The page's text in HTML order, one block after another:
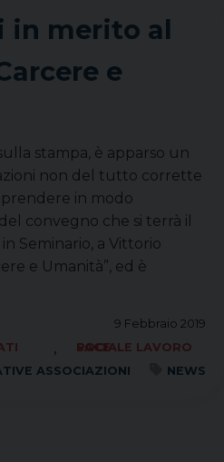
in merito al
e
stampa, è apparso un
non del tutto corrette
in modo
convegno che si terrà il
Seminario, a Vittorio
e Umanità”, ed è
9 Febbraio 2019
,
SOCIALE LAVORO PACE
ASSOCIAZIONI
NEWS